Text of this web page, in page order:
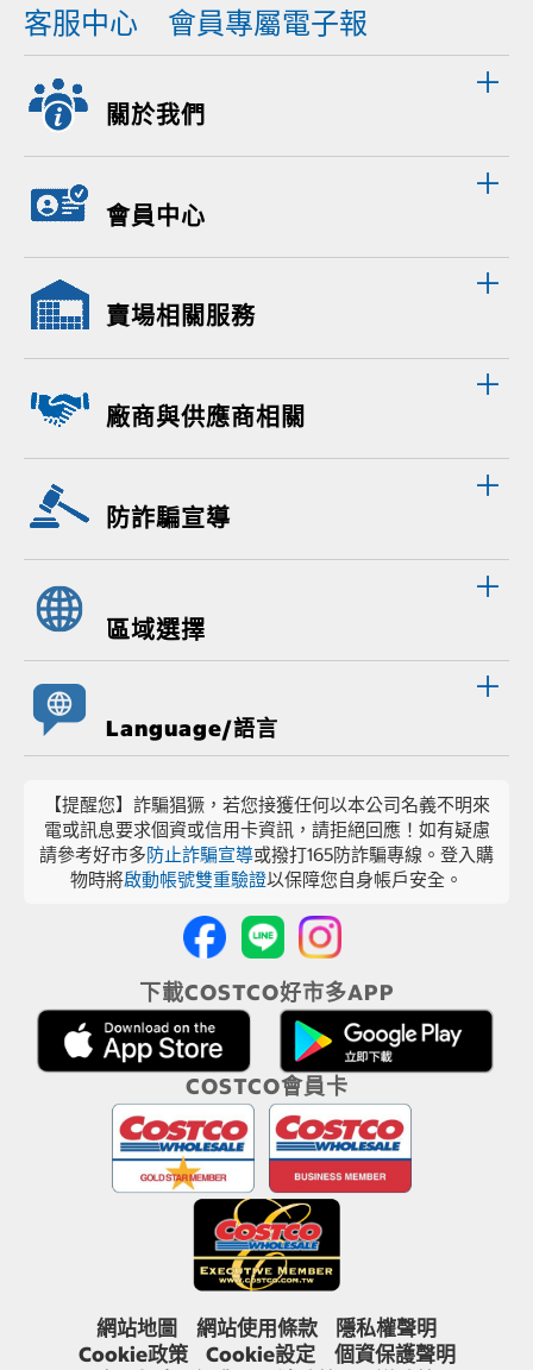
客服中心 會員專屬電子報
關於我們
會員中心
賣場相關服務
廠商與供應商相關
防詐騙宣導
區域選擇
Language/語言
【提醒您】詐騙猖獗，若您接獲任何以本公司名義不明來
電或訊息要求個資或信用卡資訊，請拒絕回應！如有疑慮
請參考好市多防止詐騙宣導或撥打165防詐騙專線。登入購
物時將啟動帳號雙重驗證以保障您自身帳戶安全。
下載COSTCO好市多APP
COSTCO會員卡
網站地圖 網站使用條款
隱私權聲明
Cookie政策
Cookie設定
個資保護聲明